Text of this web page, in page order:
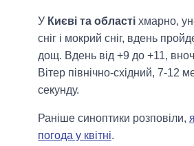
У Києві та області хмарно,
сніг і мокрий сніг, вдень
дощ. Вдень від +9 до +11,
Вітер північно-східний, 7-12
секунду.
Раніше синоптики розповіли,
погода у квітні.